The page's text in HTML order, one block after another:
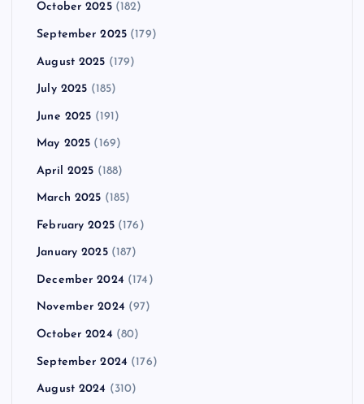
October 2025(182)
September 2025 (179)
August 2025 (179)
July 2025 (185)
June 2025 (191)
May 2025 (169)
April 2025 (188)
March 2025 (185)
February 2025(176)
January 2025(187)
December 2024 (174)
November 2024 (97)
October 2024 (80)
September 2024 (176)
August 2024 (310)